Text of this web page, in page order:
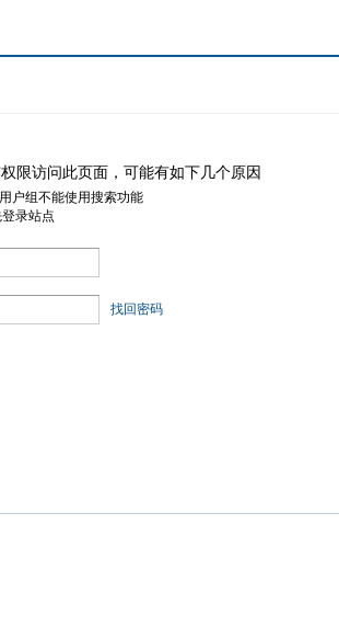
限访问此页面，可能有如下几个原因
户组不能使用搜索功能
录站点
找回密码